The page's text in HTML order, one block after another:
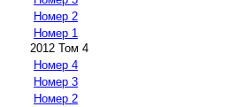
Номер 2
Номер 1
2012 Том 4
Номер 4
Номер 3
Номер 2